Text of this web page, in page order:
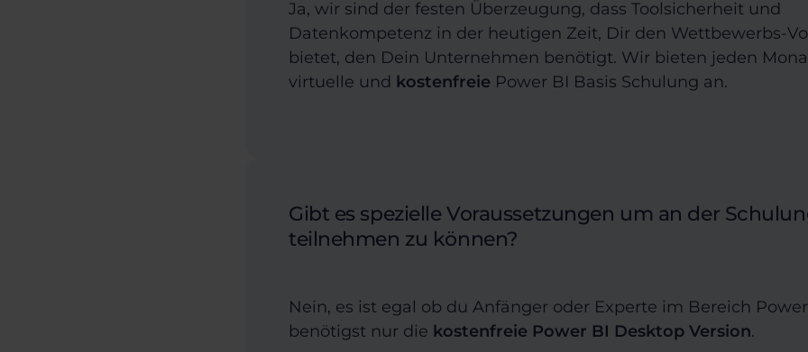
Ja, wir sind der festen Überzeugung, dass Toolsicherheit und
Datenkompetenz in der heutigen Zeit, Dir den Wettbewerbs-
bietet, den Dein Unternehmen benötigt. Wir bieten jeden
virtuelle und kostenfreie Power BI Basis Schulung an.
Gibt es spezielle Voraussetzungen um an der
teilnehmen zu können?
Nein, es ist egal ob du Anfänger oder Experte im Bereich
benötigst nur die kostenfreie Power BI Desktop Version.